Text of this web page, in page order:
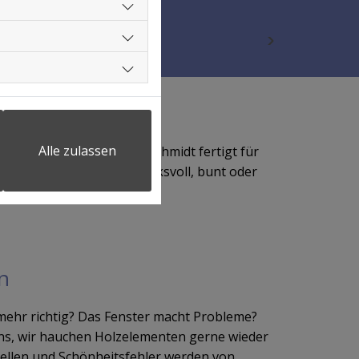
– Die Tischlerei Björn Schmidt fertigt für
Schlicht oder eindrucksvoll, bunt oder
Wahl.
richtig? Das Fenster macht Probleme?
wir hauchen Holzelementen gerne wieder
Alle zulassen